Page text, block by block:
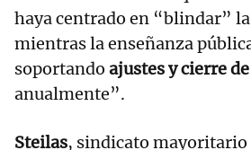
haya centrado en “blindar”
mientras la enseñanza
soportando ajustes y cierre
anualmente”.
Steilas, sindicato mayoritario